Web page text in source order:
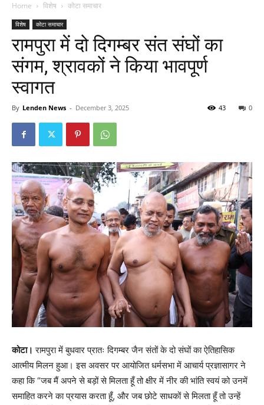
Home विशेष कोटा समाचार
विशेष कोटा समाचार
रामपुरा में दो दिगम्बर संत संघों का
संगम, श्रावकों ने किया भावपूर्ण
स्वागत
By Lenden News - December 3, 2025 0
43
कोटा। रामपुरा में बुधवार प्रातः दिगम्बर जैन संतों के दो संघों का ऐतिहासिक
आत्मीय मिलन हुआ। इस अवसर पर आयोजित धर्मसभा में आचार्य प्रज्ञासागर ने
कहा कि “जब मैं अपने से बड़ों से मिलता हूँ तो क्षीर में नीर की भांति स्वयं को उनमें
समाहित करने का प्रयास करता हूँ, और जब छोटे साधकों से मिलता हूँ तो उन्हें